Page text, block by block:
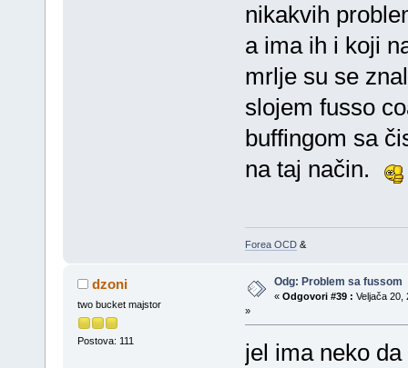
nikakvih
a ima ih i koji
mrlje su se
slojem fusso
buffingom sa
na taj način.
Forea OCD&
dzoni
two bucket majstor
Postova: 111
Odg: Problem sa fussom
« Odgovori #39 : Veljača 20,
»
jel ima neko